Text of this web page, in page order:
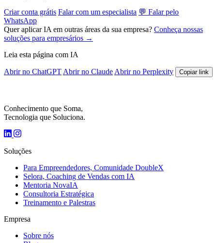
Criar conta grátis Falar com um especialista 💬 Falar pelo
WhatsApp
Quer aplicar IA em outras áreas da sua empresa? Conheça nossas
soluções para empresários →
Leia esta página com IA
Abrir no ChatGPT Abrir no Claude Abrir no Perplexity Copiar link
Conhecimento que Soma,
Tecnologia que Soluciona.
Soluções
Para Empreendedores, Comunidade DoubleX
Selora, Coaching de Vendas com IA
Mentoria NovaIA
Consultoria Estratégica
Treinamento e Palestras
Empresa
Sobre nós